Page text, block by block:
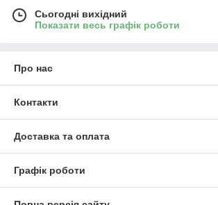
Сьогодні вихідний
Показати весь графік роботи
Про нас
Контакти
Доставка та оплата
Графік роботи